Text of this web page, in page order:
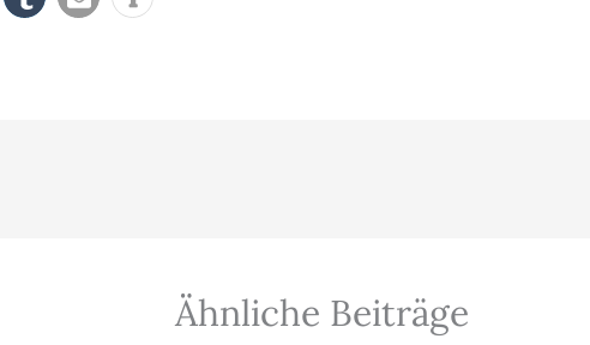
Ähnliche Beiträge